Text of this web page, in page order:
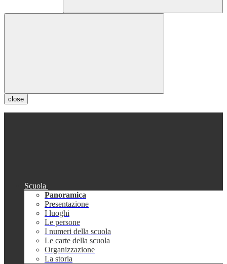
close
Scuola
Panoramica
Presentazione
I luoghi
Le persone
I numeri della scuola
Le carte della scuola
Organizzazione
La storia